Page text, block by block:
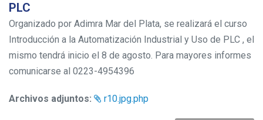
PLC
Organizado por Adimra Mar del Plata, se realizará el curso
Introducción a la Automatización Industrial y Uso de PLC , el
mismo tendrá inicio el 8 de agosto. Para mayores informes
comunicarse al 0223-4954396
Archivos adjuntos: r10.jpg.php